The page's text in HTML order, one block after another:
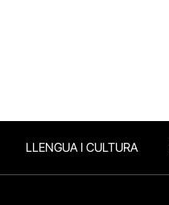
LLENGUA I CULTURA